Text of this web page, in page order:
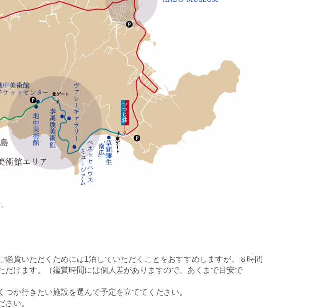
賞いただくためには1泊していただくことをおすすめしますが、
８時間
けます。
（鑑賞時間には個人差がありますので、あくまで目安で
か行きたい施設を選んで予定を立ててください。
さい。